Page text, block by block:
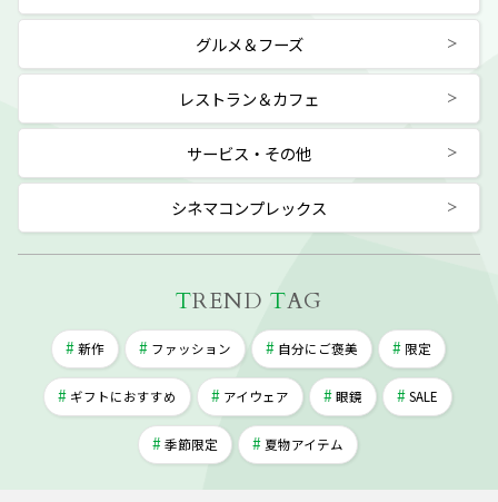
グルメ＆フーズ
レストラン＆カフェ
サービス・その他
シネマコンプレックス
TREND TAG
新作 ファッション 自分にご褒美 限定
ギフトにおすすめ アイウェア 眼鏡 SALE
季節限定 夏物アイテム